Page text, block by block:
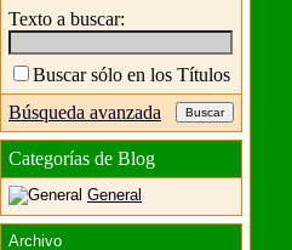
Texto a buscar:
Buscar sólo en los Títulos
Búsqueda avanzada
Categorías de Blog
General
Archivo